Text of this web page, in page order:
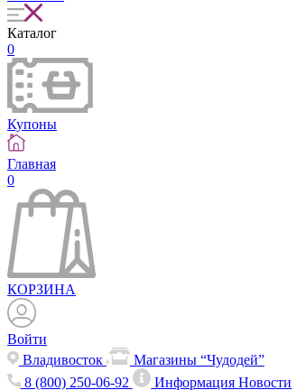
Каталог
0
Купоны
Главная
0
КОРЗИНА
Войти
Владивосток
Магазины “Чудодей”
8 (800) 250-06-92
ИнформацияНовости